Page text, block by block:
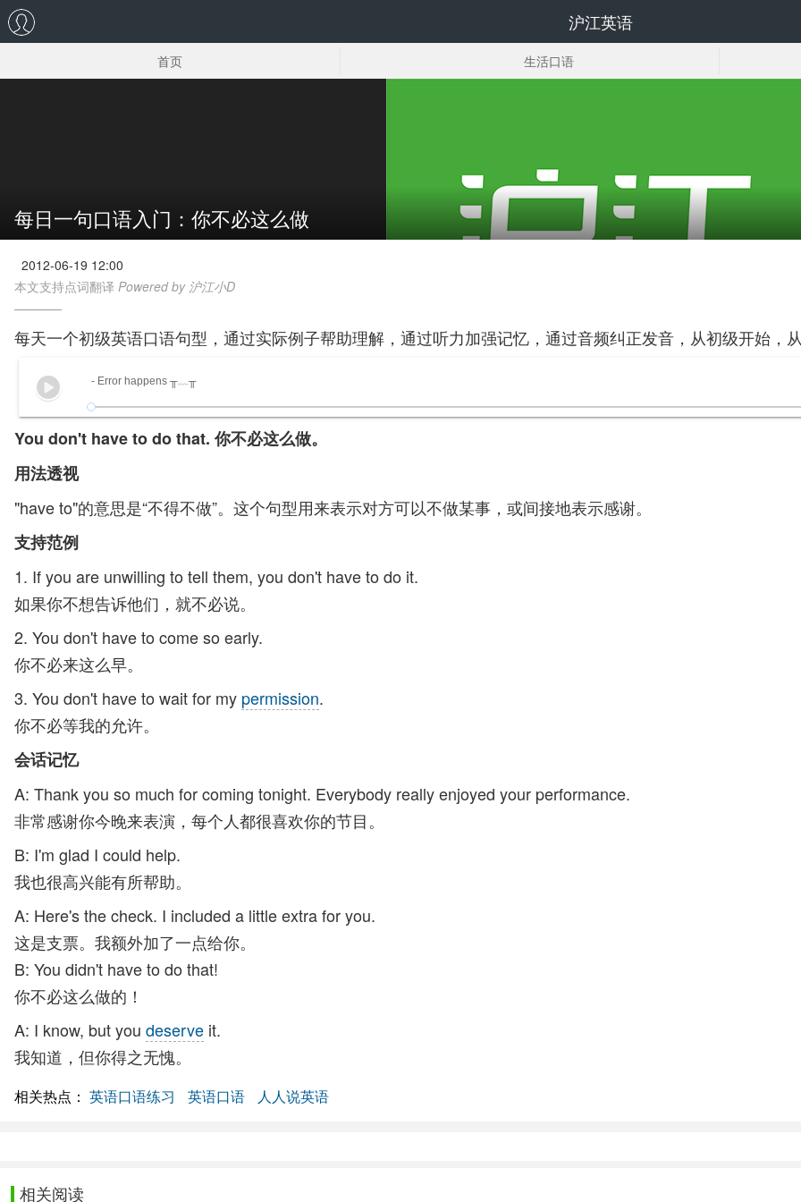
沪江英语
首页 生活口语
每日一句口语入门：你不必这么做
2012-06-19 12:00
本文支持点词翻译 Powered by 沪江小D
每天一个初级英语口语句型，通过实际例子帮助理解，通过听力加强记忆，通过音频纠正发音，从初级开始，
- Error happens ╥﹏╥
You don't have to do that. 你不必这么做。
用法透视
"have to"的意思是“不得不做”。这个句型用来表示对方可以不做某事，或间接地表示感谢。
支持范例
1. If you are unwilling to tell them, you don't have to do it.
如果你不想告诉他们，就不必说。
2. You don't have to come so early.
你不必来这么早。
3. You don't have to wait for my permission.
你不必等我的允许。
会话记忆
A: Thank you so much for coming tonight. Everybody really enjoyed your performance.
非常感谢你今晚来表演，每个人都很喜欢你的节目。
B: I'm glad I could help.
我也很高兴能有所帮助。
A: Here's the check. I included a little extra for you.
这是支票。我额外加了一点给你。
B: You didn't have to do that!
你不必这么做的！
A: I know, but you deserve it.
我知道，但你得之无愧。
相关热点： 英语口语练习 英语口语 人人说英语
相关阅读